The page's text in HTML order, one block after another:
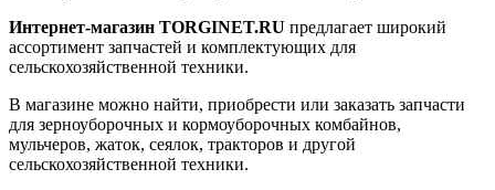
Интернет-магазин TORGINET.RU предлагает широкий
ассортимент запчастей и комплектующих для
сельскохозяйственной техники.
В магазине можно найти, приобрести или заказать запчасти
для зерноуборочных и кормоуборочных комбайнов,
мульчеров, жаток, сеялок, тракторов и другой
сельскохозяйственной техники.